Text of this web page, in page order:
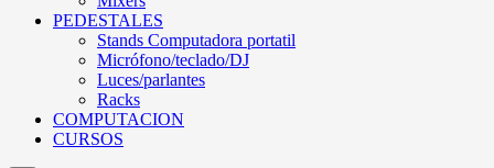
PEDESTALES
Stands Computadora portatil
Micrófono/teclado/DJ
Luces/parlantes
Racks
COMPUTACION
CURSOS